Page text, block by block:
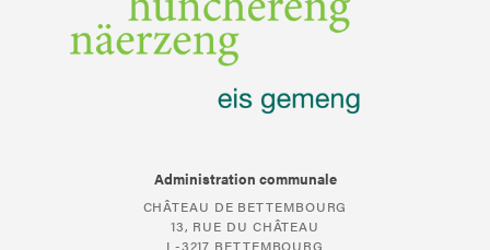
Administration communale
CHÂTEAU DE BETTEMBOURG
13, RUE DU CHÂTEAU
L-3217 BETTEMBOURG